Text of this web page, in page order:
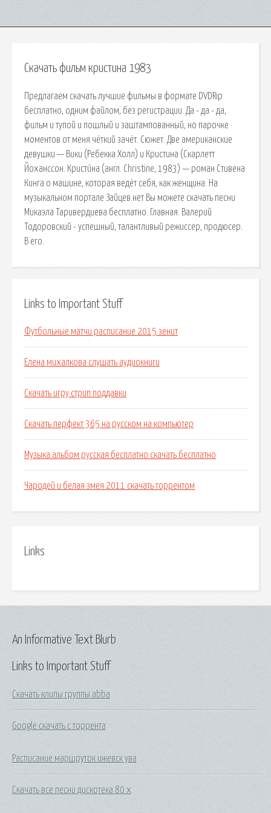
Скачать фильм кристина 1983
Предлагаем скачать лучшие фильмы в формате DVDRip
бесплатно, одним файлом, без регистрации. Да - да - да,
фильм и тупой и пошлый и заштампованный, но парочке
моментов от меня чёткий зачёт. Сюжет. Две американские
девушки — Вики (Ребекка Холл) и Кристина (Скарлетт
Йоханссон. Кристи́на (англ. Christine, 1983) — роман Стивена
Кинга о машине, которая ведёт себя, как женщина. На
музыкальном портале Зайцев.нет Вы можете скачать песни
Микаэла Таривердиева бесплатно. Главная. Валерий
Тодоровский - успешный, талантливый режиссер, продюсер.
В его.
Links to Important Stuff
Футбольные матчи расписание 2015 зенит
Елена михалкова слушать аудиокниги
Скачать игру стрип поддавки
Скачать перфект 365 на русском на компьютер
Музыка альбом русская бесплатно скачать бесплатно
Чародей и белая змея 2011 скачать торрентом
Links
Links to Important Stuff
Скачать клипы группы abba
Google скачать с торрента
Расписание маршруток ижевск ува
Скачать все песни дискотека 80 х
An Informative Text Blurb